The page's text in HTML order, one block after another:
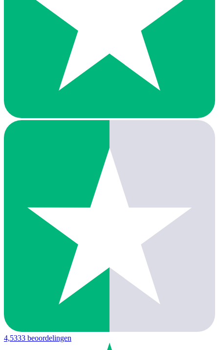
4,5333 beoordelingen